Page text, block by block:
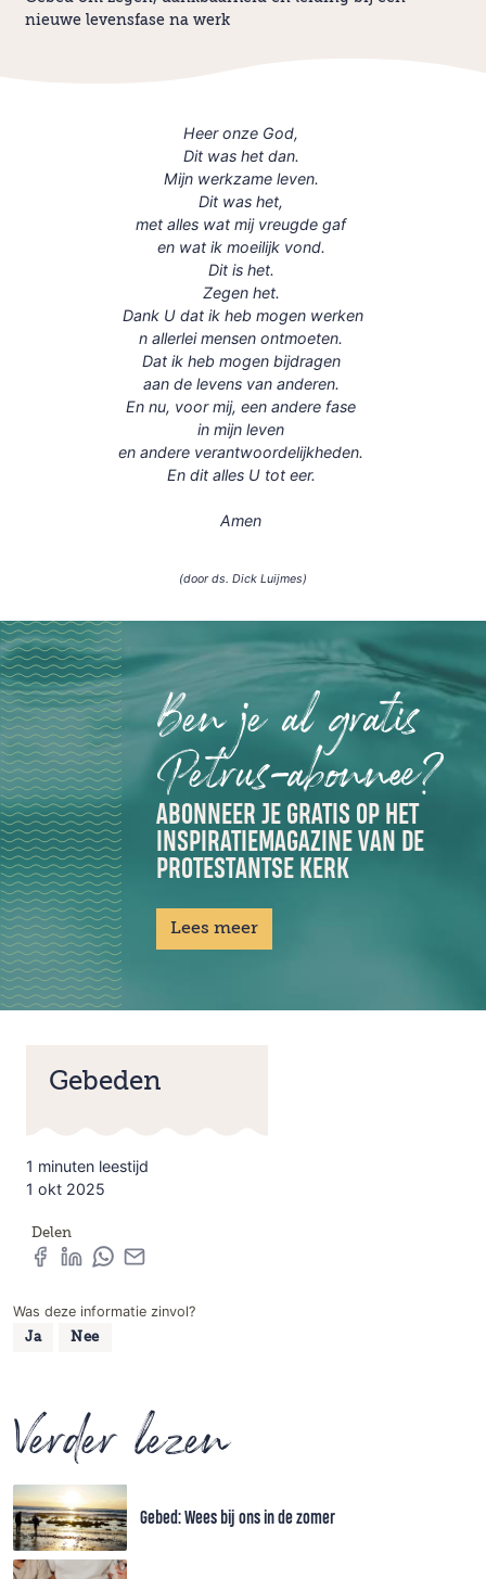
nieuwe levensfase na werk
Heer onze God,
Dit was het dan.
Mijn werkzame leven.
Dit was het,
met alles wat mij vreugde gaf
en wat ik moeilijk vond.
Dit is het.
Zegen het.
Dank U dat ik heb mogen werken
n allerlei mensen ontmoeten.
Dat ik heb mogen bijdragen
aan de levens van anderen.
En nu, voor mij, een andere fase
in mijn leven
en andere verantwoordelijkheden.
En dit alles U tot eer.
Amen
(door ds. Dick Luijmes)
Ben je al gratis
Petrus-abonnee?
ABONNEER JE GRATIS OP HET
INSPIRATIEMAGAZINE VAN DE
PROTESTANTSE KERK
Lees meer
Gebeden
1 minuten leestijd
1 okt 2025
Delen
Was deze informatie zinvol?
Ja Nee
Verder lezen
Gebed: Wees bij ons in de zomer